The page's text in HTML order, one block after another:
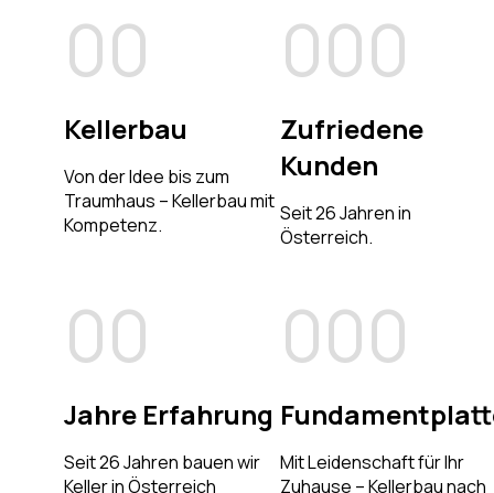
0
1
2
3
4
5
0
1
2
3
4
5
Kellerbau
Von der Idee bis zum
Traumhaus – Kellerbau mit
Kompetenz.
0
1
2
3
4
5
0
1
2
3
4
5
0
1
2
3
4
5
Zufriedene
Kunden
Seit 26 Jahren in
Österreich.
0
1
0
1
Jahre Erfahrung
Seit 26 Jahren bauen wir
Keller in Österreich
0
1
0
1
0
1
Mit Leidenschaft für Ihr
Zuhause – Kellerbau nach